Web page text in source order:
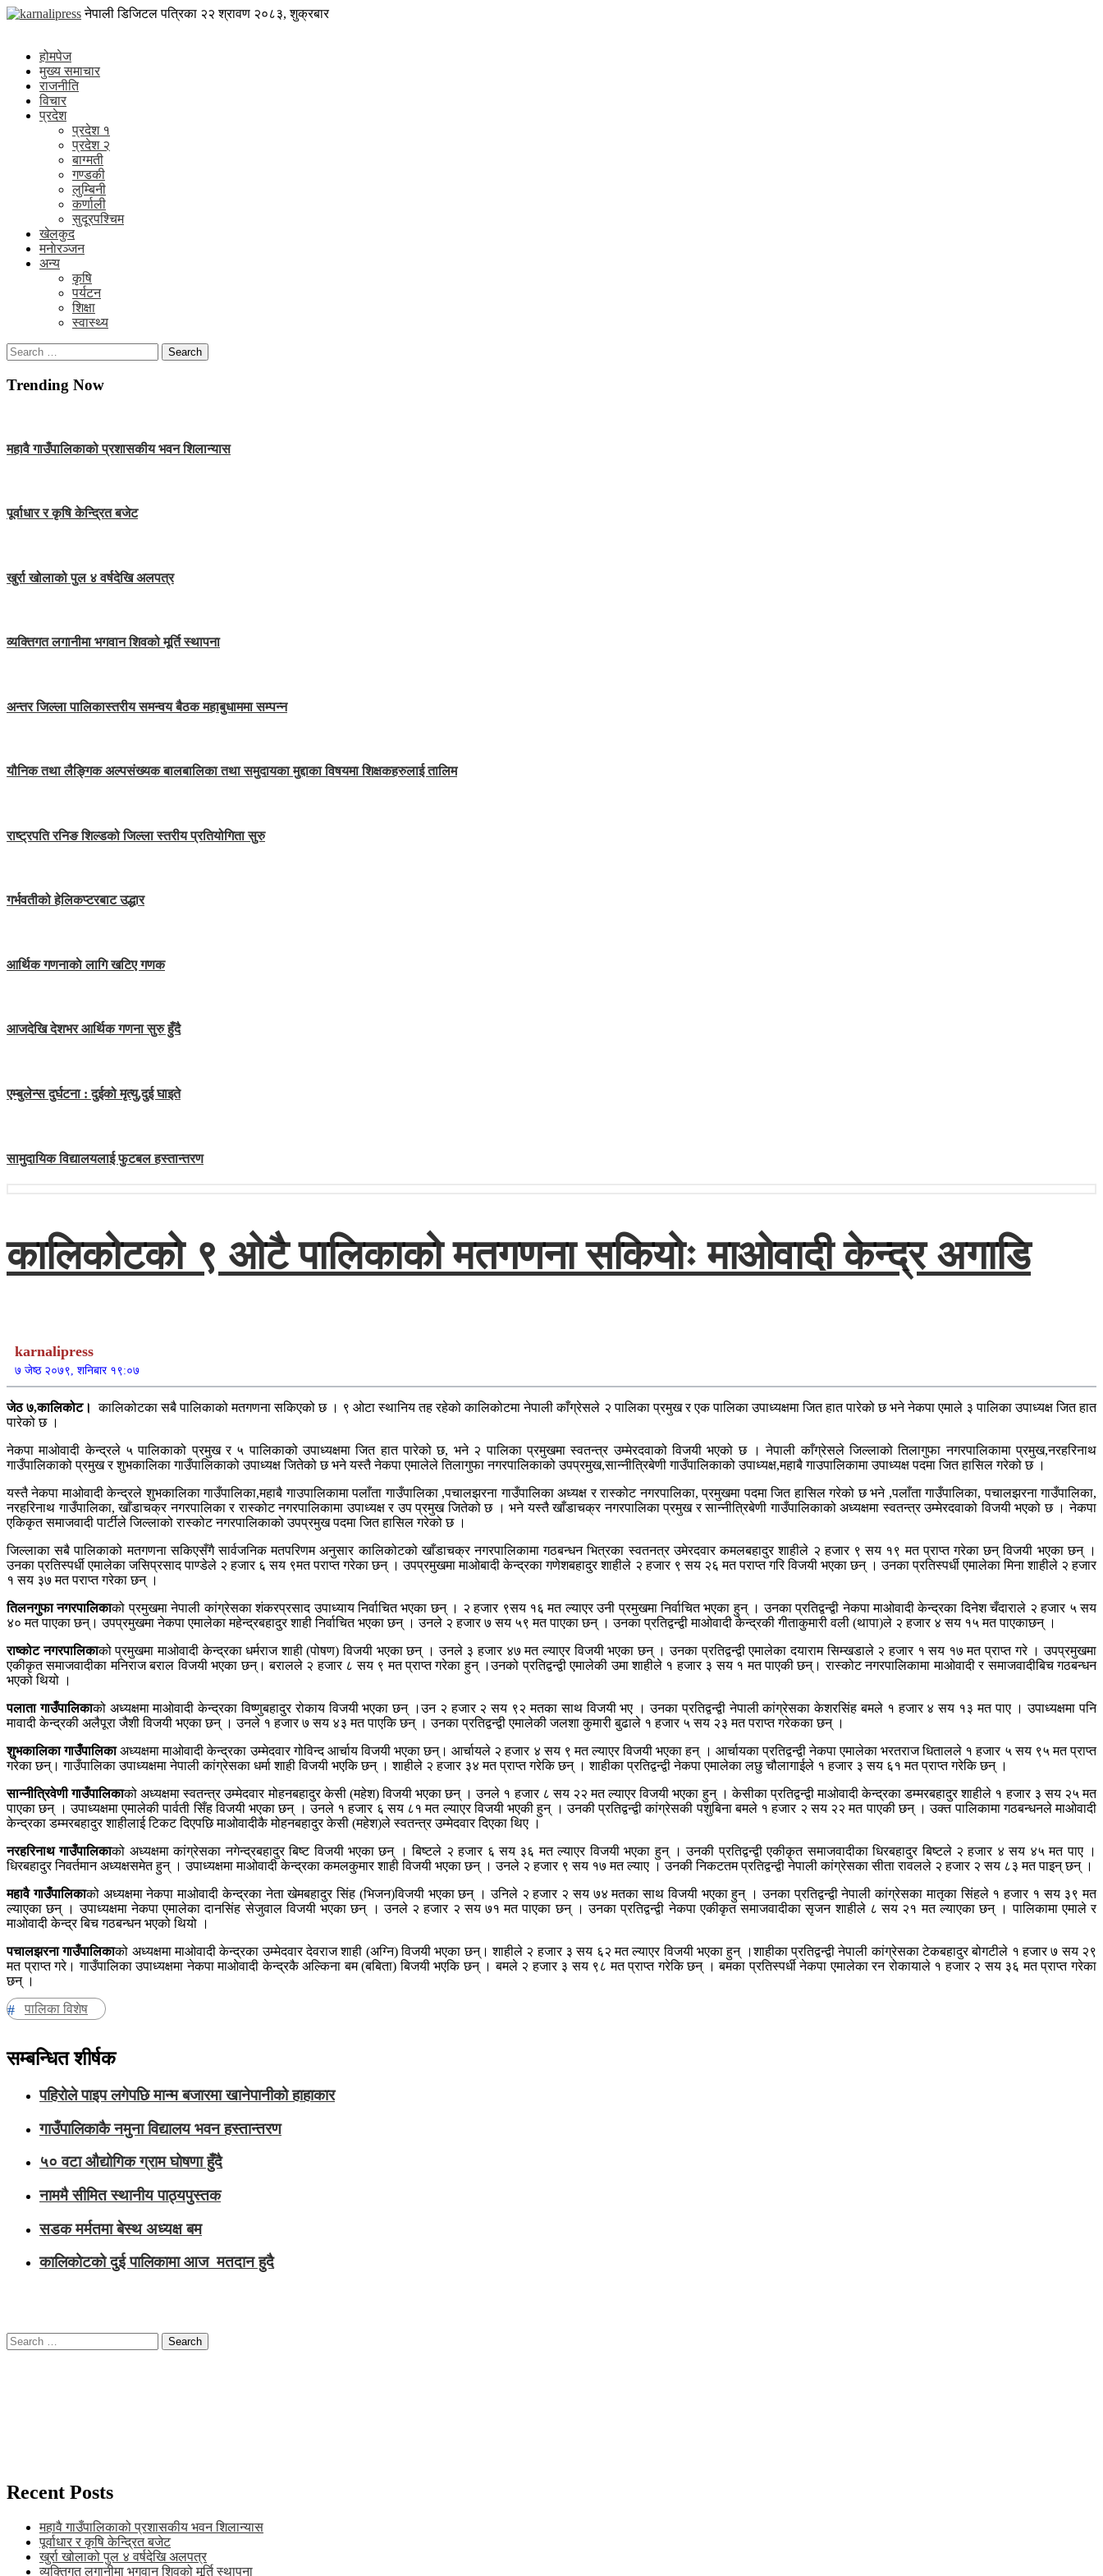
Skip
karnalipress
नेपाली डिजिटल पत्रिका २२ श्रावण २०८३, शुक्रबार
होमपेज
मुख्य समाचार
राजनीति
विचार
प्रदेश
प्रदेश १
प्रदेश २
बाग्मती
गण्डकी
लुम्बिनी
कर्णाली
सुदूरपश्चिम
खेलकुद
मनाेरञ्जन
अन्य
कृषि
पर्यटन
शिक्षा
स्वास्थ्य
Search
for:
Trending Now
महावै गाउँपालिकाको प्रशासकीय भवन शिलान्यास
पूर्वाधार र कृषि केन्द्रित बजेट
खुर्रा खोलाको पुल ४ वर्षदेखि अलपत्र
व्यक्तिगत लगानीमा भगवान शिवको मूर्ति स्थापना
अन्तर जिल्ला पालिकास्तरीय समन्वय बैठक महाबुधाममा सम्पन्न
यौनिक तथा लैङ्गिक अल्पसंख्यक बालबालिका तथा समुदायका मुद्दाका विषयमा शिक्षकहरुलाई तालिम
राष्ट्रपति रनिङ शिल्डको जिल्ला स्तरीय प्रतियोगिता सुरु
गर्भवतीको हेलिकप्टरबाट उद्धार
आर्थिक गणनाकाे लागि खटिए गणक
आजदेखि देशभर आर्थिक गणना सुरु हुँदै
एम्बुलेन्स दुर्घटना : दुईको मृत्यु,दुई घाइते
सामुदायिक विद्यालयलाई फुटबल हस्तान्तरण
कालिकोटको ९ ओटै पालिकाको मतगणना सकियोः माओवादी केन्द्र अगाडि
karnalipress
७ जेष्ठ २०७९, शनिबार १९:०७
जेठ ७,कालिकोट। कालिकोटका सबै पालिकाको मतगणना सकिएको छ । ९ ओटा स्थानिय तह रहेको कालिकोटमा नेपाली काँग्रेसले २ पालिका प्रमुख र एक पालिका उपाध्यक्षमा जित हात पारेको छ भने नेकपा एमाले ३ पालिका उपाध्यक्ष जित हात
पारेको छ ।
नेकपा माओवादी केन्द्रले ५ पालिकाको प्रमुख र ५ पालिकाको उपाध्यक्षमा जित हात पारेको छ, भने २ पालिका प्रमुखमा स्वतन्त्र उम्मेरदवाको विजयी भएको छ । नेपाली काँग्रेसले जिल्लाको तिलागुफा नगरपालिकामा प्रमुख,नरहरिनाथ
गाउँपालिकाको प्रमुख र शुभकालिका गाउँपालिकाको उपाध्यक्ष जितेको छ भने यस्तै नेकपा एमालेले तिलागुफा नगरपालिकाको उपप्रमुख,सान्नीत्रिबेणी गाउँपालिकाको उपाध्यक्ष,महाबै गाउपालिकामा उपाध्यक्ष पदमा जित हासिल गरेको छ ।
यस्तै नेकपा माओवादी केन्द्रले शुभकालिका गाउँपालिका,महाबै गाउपालिकामा पलाँता गाउँपालिका ,पचालझरना गाउँपालिका अध्यक्ष र रास्कोट नगरपालिका, प्रमुखमा पदमा जित हासिल गरेको छ भने ,पलाँता गाउँपालिका, पचालझरना गाउँपालिका,
नरहरिनाथ गाउँपालिका, खाँडाचक्र नगरपालिका र रास्कोट नगरपालिकामा उपाध्यक्ष र उप प्रमुख जितेको छ । भने यस्तै खाँडाचक्र नगरपालिका प्रमुख र सान्नीत्रिबेणी गाउँपालिकाको अध्यक्षमा स्वतन्त्र उम्मेरदवाको विजयी भएको छ । नेकपा
एकिकृत समाजवादी पार्टीले जिल्लाको रास्कोट नगरपालिकाको उपप्रमुख पदमा जित हासिल गरेको छ ।
जिल्लाका सबै पालिकाको मतगणना सकिएसँगै सार्वजनिक मतपरिणम अनुसार कालिकोटको खाँडाचक्र नगरपालिकामा गठबन्धन भित्रका स्वतनत्र उमेरदवार कमलबहादुर शाहीले २ हजार ९ सय १९ मत प्राप्त गरेका छन् विजयी भएका छन् ।
उनका प्रतिस्पर्धी एमालेका जसिप्रसाद पाण्डेले २ हजार ६ सय ९मत पराप्त गरेका छन् । उपप्रमुखमा माओबादी केन्द्रका गणेशबहादुर शाहीले २ हजार ९ सय २६ मत पराप्त गरि विजयी भएका छन् । उनका प्रतिस्पर्धी एमालेका मिना शाहीले २ हजार
१ सय ३७ मत पराप्त गरेका छन् ।
तिलनगुफा नगरपालिकाको प्रमुखमा नेपाली कांग्रेसका शंकरप्रसाद उपाध्याय निर्वाचित भएका छन् । २ हजार ९सय १६ मत ल्याएर उनी प्रमुखमा निर्वाचित भएका हुन् । उनका प्रतिद्वन्द्वी नेकपा माओवादी केन्द्रका दिनेश चँदाराले २ हजार ५ सय
४० मत पाएका छन्। उपप्रमुखमा नेकपा एमालेका महेन्द्रबहादुर शाही निर्वाचित भएका छन् । उनले २ हजार ७ सय ५९ मत पाएका छन् । उनका प्रतिद्वन्द्वी माओवादी केन्द्रकी गीताकुमारी वली (थापा)ले २ हजार ४ सय १५ मत पाएकाछन् ।
राष्कोट नगरपालिकाको प्रमुखमा माओवादी केन्द्रका धर्मराज शाही (पोषण) विजयी भएका छन् । उनले ३ हजार ४७ मत ल्याएर विजयी भएका छन् । उनका प्रतिद्वन्द्वी एमालेका दयाराम सिम्खडाले २ हजार १ सय १७ मत प्राप्त गरे । उपप्रमुखमा
एकीकृत समाजवादीका मनिराज बराल विजयी भएका छन्। बरालले २ हजार ८ सय ९ मत प्राप्त गरेका हुन् ।उनको प्रतिद्वन्द्वी एमालेकी उमा शाहीले १ हजार ३ सय १ मत पाएकी छन्। रास्कोट नगरपालिकामा माओवादी र समाजवादीबिच गठबन्धन
भएको थियो ।
पलाता गाउँपालिकाको अध्यक्षमा माओवादी केन्द्रका विष्णुबहादुर रोकाय विजयी भएका छन् ।उन २ हजार २ सय ९२ मतका साथ विजयी भए । उनका प्रतिद्वन्द्वी नेपाली कांग्रेसका केशरसिंह बमले १ हजार ४ सय १३ मत पाए । उपाध्यक्षमा पनि
मावादी केन्द्रकी अलैपूरा जैशी विजयी भएका छन् । उनले १ हजार ७ सय ४३ मत पाएकि छन् । उनका प्रतिद्वन्द्वी एमालेकी जलशा कुमारी बुढाले १ हजार ५ सय २३ मत पराप्त गरेकका छन् ।
शुभकालिका गाउँपालिकाअध्यक्षमा माओवादी केन्द्रका उम्मेदवार गोविन्द आर्चाय विजयी भएका छन्। आर्चायले २ हजार ४ सय ९ मत ल्याएर विजयी भएका हन् । आर्चायका प्रतिद्वन्द्वी नेकपा एमालेका भरतराज धितालले १ हजार ५ सय ९५ मत प्राप्त
गरेका छन्। गाउँपालिका उपाध्यक्षमा नेपाली कांग्रेसका धर्मा शाही विजयी भएकि छन् । शाहीले २ हजार ३४ मत प्राप्त गरेकि छन् । शाहीका प्रतिद्वन्द्वी नेकपा एमालेका लछु चौलागाईले १ हजार ३ सय ६१ मत प्राप्त गरेकि छन् ।
सान्नीत्रिवेणी गाउँपालिकाको अध्यक्षमा स्वतन्त्र उम्मेदवार मोहनबहादुर केसी (महेश) विजयी भएका छन् । उनले १ हजार ८ सय २२ मत ल्याएर विजयी भएका हुन् । केसीका प्रतिद्वन्द्वी माओवादी केन्द्रका डम्मरबहादुर शाहीले १ हजार ३ सय २५ मत
पाएका छन् । उपाध्यक्षमा एमालेकी पार्वती सिँह विजयी भएका छन् । उनले १ हजार ६ सय ८१ मत ल्याएर विजयी भएकी हुन् । उनकी प्रतिद्वन्द्वी कांग्रेसकी पशुबिना बमले १ हजार २ सय २२ मत पाएकी छन् । उक्त पालिकामा गठबन्धनले माओवादी
केन्द्रका डम्मरबहादुर शाहीलाई टिकट दिएपछि माओवादीकै मोहनबहादुर केसी (महेश)ले स्वतन्त्र उम्मेदवार दिएका थिए ।
नरहरिनाथ गाउँपालिकाको अध्यक्षमा कांग्रेसका नगेन्द्रबहादुर बिष्ट विजयी भएका छन् । बिष्टले २ हजार ६ सय ३६ मत ल्याएर विजयी भएका हुन् । उनकी प्रतिद्वन्द्वी एकीकृत समाजवादीका धिरबहादुर बिष्टले २ हजार ४ सय ४५ मत पाए ।
धिरबहादुर निवर्तमान अध्यक्षसमेत हुन् । उपाध्यक्षमा माओवादी केन्द्रका कमलकुमार शाही विजयी भएका छन् । उनले २ हजार ९ सय १७ मत ल्याए । उनकी निकटतम प्रतिद्वन्द्वी नेपाली कांग्रेसका सीता रावलले २ हजार २ सय ८३ मत पाइन् छन् ।
महावै गाउँपालिकाको अध्यक्षमा नेकपा माओवादी केन्द्रका नेता खेमबहादुर सिंह (भिजन)विजयी भएका छन् । उनिले २ हजार २ सय ७४ मतका साथ विजयी भएका हुन् । उनका प्रतिद्वन्द्वी नेपाली कांग्रेसका मातृका सिंहले १ हजार १ सय ३९ मत
ल्याएका छन् । उपाध्यक्षमा नेकपा एमालेका दानसिंह सेजुवाल विजयी भएका छन् । उनले २ हजार २ सय ७१ मत पाएका छन् । उनका प्रतिद्वन्द्वी नेकपा एकीकृत समाजवादीका सृजन शाहीले ८ सय २१ मत ल्याएका छन् । पालिकामा एमाले र
माओवादी केन्द्र बिच गठबन्धन भएको थियो ।
पचालझरना गाउँपालिकाको अध्यक्षमा माओवादी केन्द्रका उम्मेदवार देवराज शाही (अग्नि) विजयी भएका छन्। शाहीले २ हजार ३ सय ६२ मत ल्याएर विजयी भएका हुन् ।शाहीका प्रतिद्वन्द्वी नेपाली कांग्रेसका टेकबहादुर बोगटीले १ हजार ७ सय २९
मत प्राप्त गरे। गाउँपालिका उपाध्यक्षमा नेकपा माओवादी केन्द्रकै अल्किना बम (बबिता) बिजयी भएकि छन् । बमले २ हजार ३ सय ९८ मत प्राप्त गरेकि छन् । बमका प्रतिस्पर्धी नेकपा एमालेका रन रोकायाले १ हजार २ सय ३६ मत प्राप्त गरेका
छन् ।
पालिका विशेष
सम्बन्धित शीर्षक
पहिरोले पाइप लगेपछि मान्म बजारमा खानेपानीको हाहाकार
गाउँपालिकाकै नमुना विद्यालय भवन हस्तान्तरण
५० वटा औद्योगिक ग्राम घोषणा हुँदै
नाममै सीमित स्थानीय पाठ्यपुस्तक
सडक मर्मतमा बेस्थ अध्यक्ष बम
कालिकोटको दुई पालिकामा आज मतदान हुदै
Search
for:
Recent Posts
महावै गाउँपालिकाको प्रशासकीय भवन शिलान्यास
पूर्वाधार र कृषि केन्द्रित बजेट
खुर्रा खोलाको पुल ४ वर्षदेखि अलपत्र
व्यक्तिगत लगानीमा भगवान शिवको मूर्ति स्थापना